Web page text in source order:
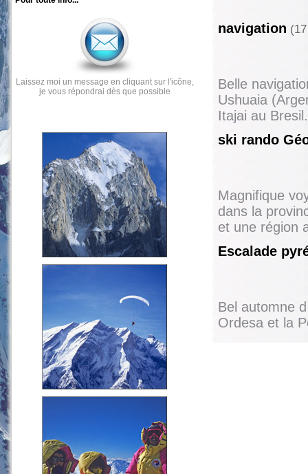
Laissez moi un message en cliquant sur l'icône,
je vous répondrai dès que possible
navigation
Belle
Ushuaia
Itajai au
ski rando
Magnifique
dans la
et une région
Escalade
Bel automne
Ordesa et la